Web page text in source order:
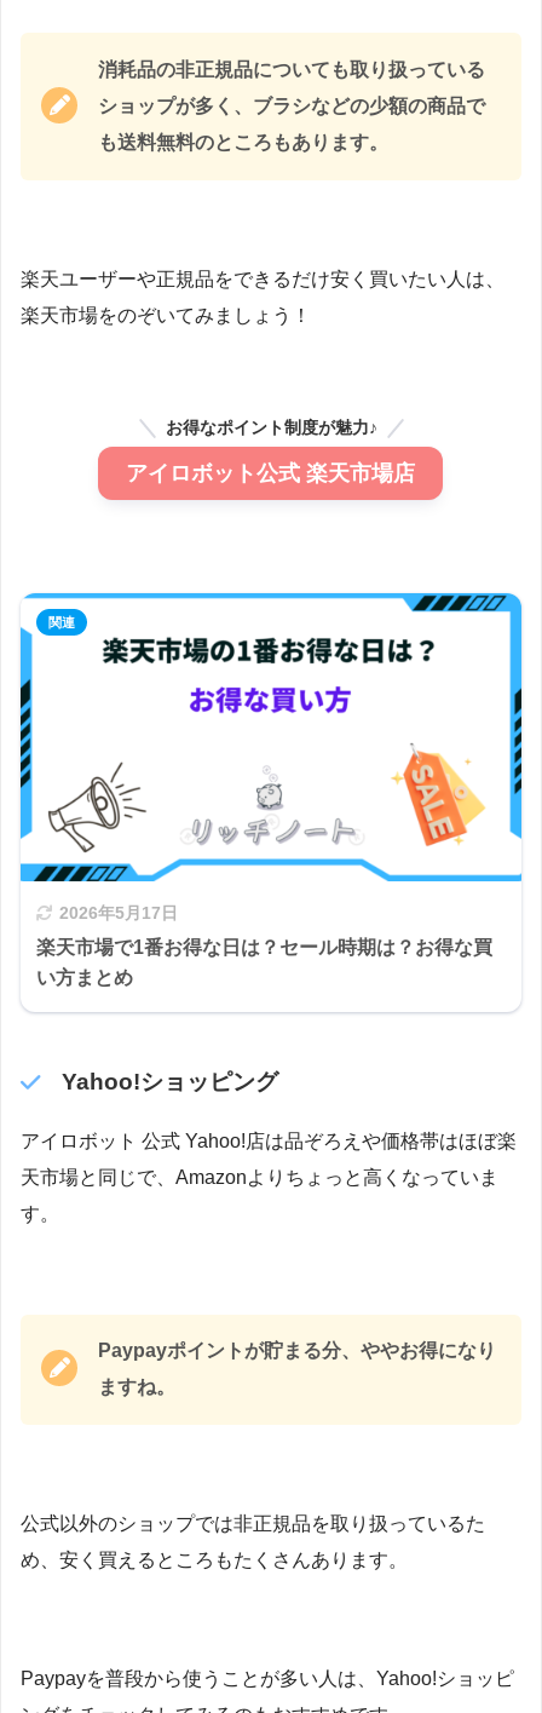
消耗品の非正規品についても取り扱っている
ショップが多く、ブラシなどの少額の商品で
も送料無料のところもあります。
楽天ユーザーや正規品をできるだけ安く買いたい人は、
楽天市場をのぞいてみましょう！
お得なポイント制度が魅力♪
アイロボット公式 楽天市場店
2026年5月17日
楽天市場で1番お得な日は？セール時期は？お得な買
い方まとめ
Yahoo!ショッピング
アイロボット 公式 Yahoo!店は品ぞろえや価格帯はほぼ楽
天市場と同じで、Amazonよりちょっと高くなっていま
す。
Paypayポイントが貯まる分、ややお得になり
ますね。
公式以外のショップでは非正規品を取り扱っているた
め、安く買えるところもたくさんあります。
Paypayを普段から使うことが多い人は、Yahoo!ショッピ